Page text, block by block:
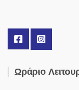
Ωράριο